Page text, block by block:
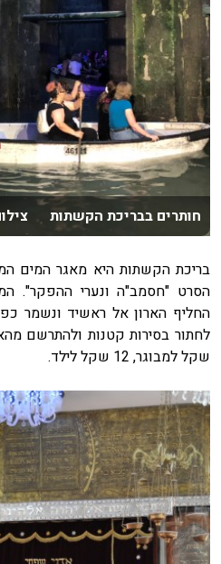
חותרים בבריכת הקשתות
בריכת הקשתות היא מאגר המים
החליף הארון אל ראשיד ונשמר
שקל למבוגר, 12 שקל לילד.